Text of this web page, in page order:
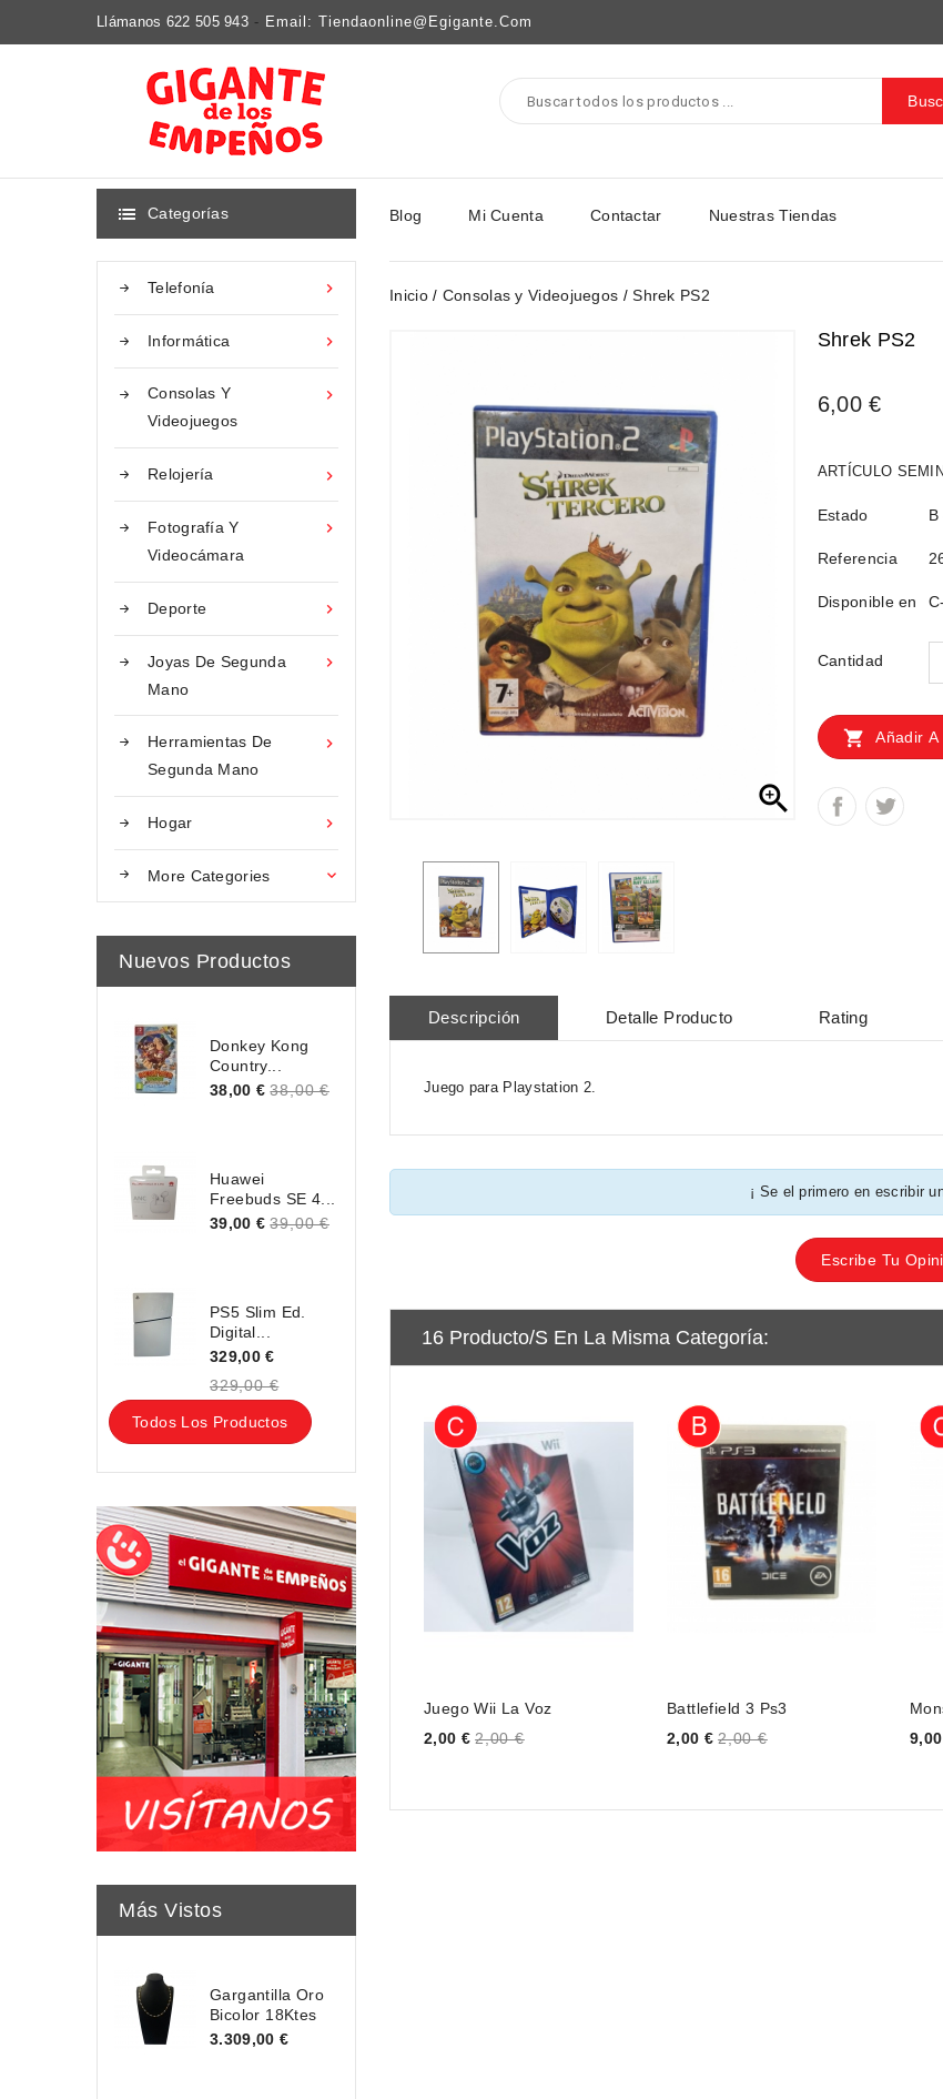
Llámanos 622 505 943 - Email: Tiendaonline@egigante.com
 Categorías

Telefonía

Informática

Consolas Y
Videojuegos

Relojería

Fotografía Y
Videocámara

Deporte

Joyas De Segunda
Mano

Herramientas De
Segunda Mano

Hogar
More Categories 
Nuevos Productos
Donkey Kong
Country...
38,00 € 38,00 €
Huawei
Freebuds SE 4...
39,00 € 39,00 €
PS5 Slim Ed.
Digital...
329,00 €
329,00 €
Todos Los Productos
Más Vistos
Gargantilla Oro
Bicolor 18Ktes
3.309,00 €
Blog Mi Cuenta Contactar Nuestras Tiendas
Inicio Consolas y Videojuegos Shrek PS2

Shrek PS2
6,00 €
ARTÍCULO
Estado
Referencia
Disponible en
Cantidad
 Añadir
Descripción Detalle Producto Rating
Juego para Playstation 2.
¡ Se el primero en escribir
Escribe Tu
16 Producto/s En La Misma Categoría:
Juego Wii La Voz
Price
2,00 € 2,00 €
Battlefield 3 Ps3
Price
2,00 € 2,00 €